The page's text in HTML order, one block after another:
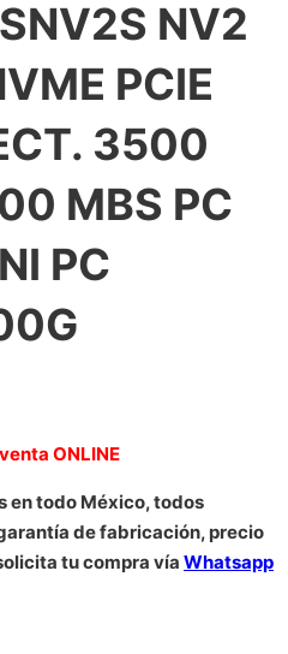
NV2
PCIE
3500
MBS PC
PC
ONLINE
en todo México, todos
de fabricación, precio
tu compra vía Whatsapp